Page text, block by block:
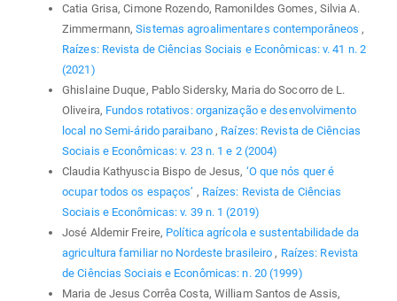
Catia Grisa, Cimone Rozendo, Ramonildes Gomes, Silvia A.
Zimmermann,Sistemas agroalimentares contemporâneos ,
Raízes: Revista de Ciências Sociais e Econômicas: v. 41 n. 2
(2021)
Ghislaine Duque, Pablo Sidersky, Maria do Socorro de L.
Oliveira, Fundos rotativos: organização e desenvolvimento
local no Semi-árido paraibano , Raízes: Revista de Ciências
Sociais e Econômicas: v. 23 n. 1 e 2 (2004)
Claudia Kathyuscia Bispo de Jesus, ‘O que nós quer é
ocupar todos os espaços’ , Raízes: Revista de Ciências
Sociais e Econômicas: v. 39 n. 1 (2019)
José Aldemir Freire, Política agrícola e sustentabilidade da
agricultura familiar no Nordeste brasileiro , Raízes: Revista
de Ciências Sociais e Econômicas: n. 20 (1999)
Maria de Jesus Corrêa Costa, William Santos de Assis,